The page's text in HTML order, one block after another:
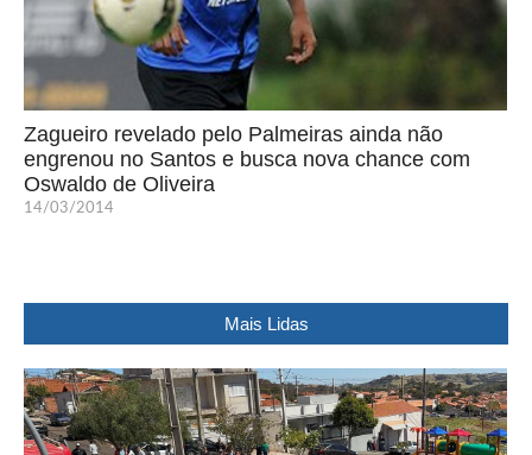
Zagueiro revelado pelo Palmeiras ainda não
engrenou no Santos e busca nova chance com
Oswaldo de Oliveira
14/03/2014
Mais Lidas